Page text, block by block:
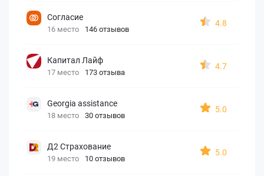
Согласие
16 место 146 отзывов
4.8
Капитал Лайф
17 место 173 отзыва
4.7
Georgia assistance
18 место 30 отзывов
5.0
Д2 Страхование
19 место 10 отзывов
5.0